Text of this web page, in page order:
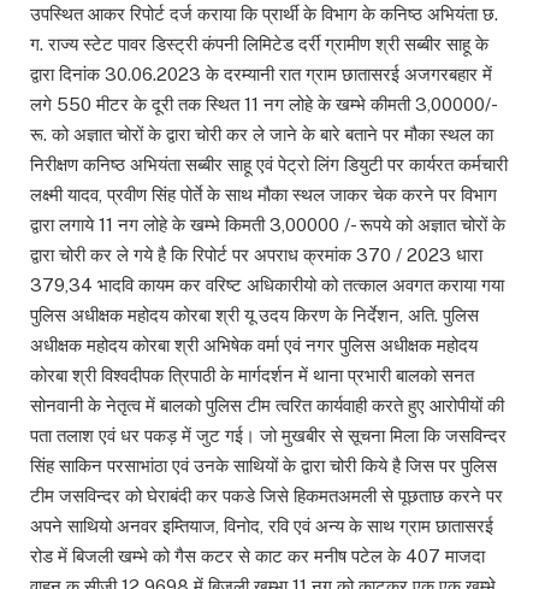
उपस्थित आकर रिपोर्ट दर्ज कराया कि प्रार्थी के विभाग के कनिष्ठ अभियंता छ.
ग. राज्य स्टेट पावर डिस्ट्री कंपनी लिमिटेड दर्री ग्रामीण श्री सब्बीर साहू के
द्वारा दिनांक 30.06.2023 के दरम्यानी रात ग्राम छातासरई अजगरबहार में
लगे 550 मीटर के दूरी तक स्थित 11 नग लोहे के खम्भे कीमती 3,00000/-
रू. को अज्ञात चोरों के द्वारा चोरी कर ले जाने के बारे बताने पर मौका स्थल का
निरीक्षण कनिष्ठ अभियंता सब्बीर साहू एवं पेट्रो लिंग डियुटी पर कार्यरत कर्मचारी
लक्ष्मी यादव, प्रवीण सिंह पोर्ते के साथ मौका स्थल जाकर चेक करने पर विभाग
द्वारा लगाये 11 नग लोहे के खम्भे किमती 3,00000 /- रूपये को अज्ञात चोरों के
द्वारा चोरी कर ले गये है कि रिपोर्ट पर अपराध क्रमांक 370 / 2023 धारा
379,34 भादवि कायम कर वरिष्ट अधिकारीयो को तत्काल अवगत कराया गया
पुलिस अधीक्षक महोदय कोरबा श्री यू उदय किरण के निर्देशन, अति. पुलिस
अधीक्षक महोदय कोरबा श्री अभिषेक वर्मा एवं नगर पुलिस अधीक्षक महोदय
कोरबा श्री विश्वदीपक त्रिपाठी के मार्गदर्शन में थाना प्रभारी बालको सनत
सोनवानी के नेतृत्व में बालको पुलिस टीम त्वरित कार्यवाही करते हुए आरोपीयों की
पता तलाश एवं धर पकड़ में जुट गई। जो मुखबीर से सूचना मिला कि जसविन्दर
सिंह साकिन परसाभांठा एवं उनके साथियों के द्वारा चोरी किये है जिस पर पुलिस
टीम जसविन्दर को घेराबंदी कर पकडे जिसे हिकमतअमली से पूछताछ करने पर
अपने साथियो अनवर इम्तियाज, विनोद, रवि एवं अन्य के साथ ग्राम छातासरई
रोड में बिजली खम्भे को गैस कटर से काट कर मनीष पटेल के 407 माजदा